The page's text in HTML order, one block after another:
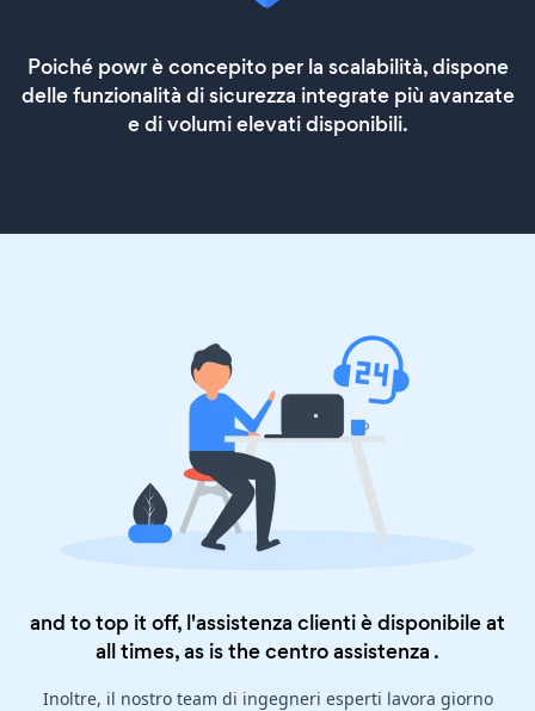
Poiché powr è concepito per la scalabilità, dispone
delle funzionalità di sicurezza integrate più avanzate
e di volumi elevati disponibili.
and to top it off, l'assistenza clienti è disponibile at
all times, as is thecentro assistenza .
Inoltre, il nostro team di ingegneri esperti lavora giorno